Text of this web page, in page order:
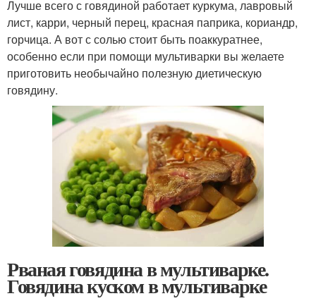
Лучше всего с говядиной работает куркума, лавровый
лист, карри, черный перец, красная паприка, кориандр,
горчица. А вот с солью стоит быть поаккуратнее,
особенно если при помощи мультиварки вы желаете
приготовить необычайно полезную диетическую
говядину.
Рваная говядина в мультиварке.
Говядина куском в мультиварке